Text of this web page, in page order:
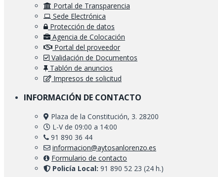
Portal de Transparencia
Sede Electrónica
Protección de datos
Agencia de Colocación
Portal del proveedor
Validación de Documentos
Tablón de anuncios
Impresos de solicitud
INFORMACIÓN DE CONTACTO
Plaza de la Constitución, 3. 28200
L-V de 09:00 a 14:00
91 890 36 44
informacion@aytosanlorenzo.es
Formulario de contacto
Policía Local: 91 890 52 23 (24 h.)